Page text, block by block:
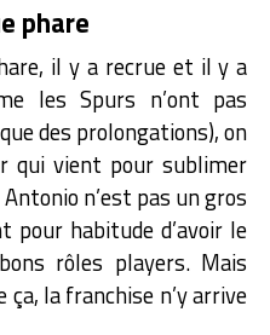
phare
il y a recrue et il y a
les Spurs n’ont pas
des prolongations), on
qui vient pour sublimer
n’est pas un gros
pour habitude d’avoir le
rôles players. Mais
la franchise n’y arrive